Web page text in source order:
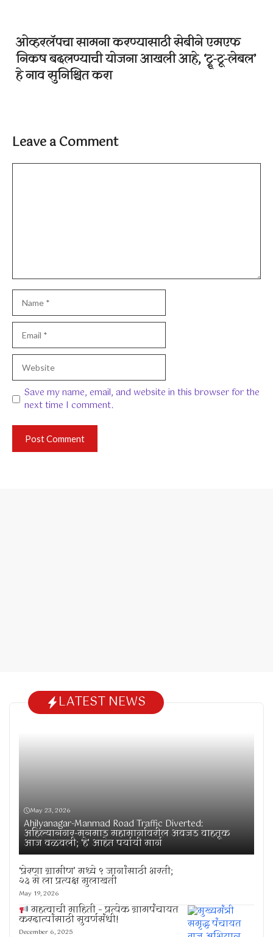
ओव्हरलॅपचा सामना करण्यासाठी सेबीने एमएफ
निकष बदलण्याची योजना आखली आहे, ‘ट्रू-टू-लेबल’
हे नाव सुनिश्चित करा
Leave a Comment
Comment
Name
Email
Website
Save my name, email, and website in this browser for the
next time I comment.
LATEST NEWS
May 23, 2026
Ahilyanagar-Manmad Road Traffic Diverted:
अहिल्यानगर-मनमाड महामार्गावरील अवजड वाहतूक
आज वळवली; ‘हे’ आहेत पर्यायी मार्ग
‘प्रेरणा ग्रामीण’ मध्ये ९ जागांसाठी भरती;
२३ मे ला प्रत्यक्ष मुलाखती
May 19, 2026
महत्वाची माहिती – प्रत्येक ग्रामपंचायत
करदात्यांसाठी सुवर्णसंधी!
December 6, 2025